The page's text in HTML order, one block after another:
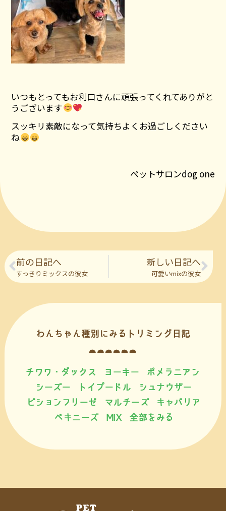
いつもとってもお利口さんに頑張ってくれてありがと
うございます
スッキリ素敵になって気持ちよくお過ごしください
ね
ペットサロンdog one
前の日記へ
すっきりミックスの彼女
新しい日記へ
可愛いmixの彼女
わんちゃん種別にみるトリミング日記
チワワ・ダックス ヨーキー
ポメラニアン
シーズー
トイプードル
シュナウザー
ビションフリーゼ
マルチーズ
キャバリア
ペキニーズ
MIX 全部をみる